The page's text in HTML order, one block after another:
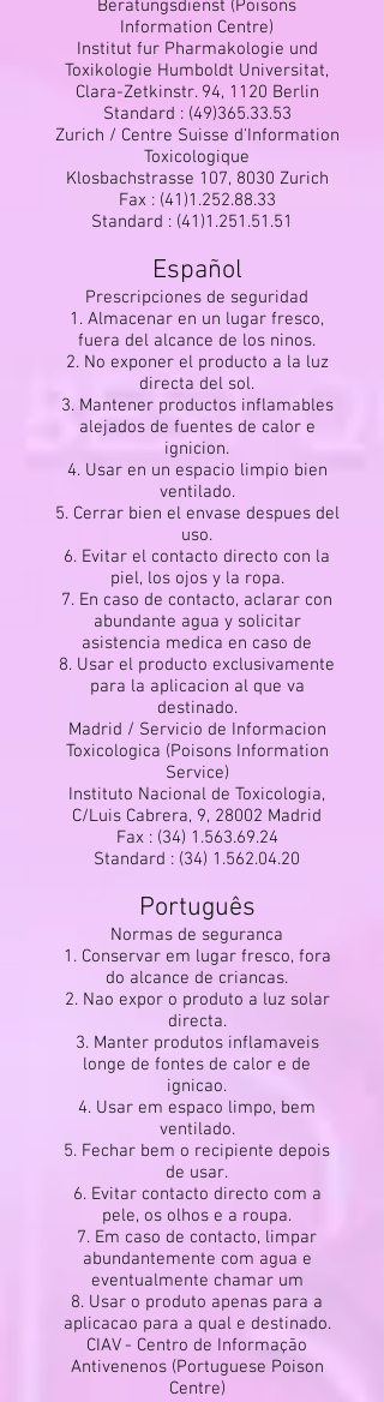
Beratungsdienst (Poisons
Information Centre)
Institut fur Pharmakologie und
Toxikologie Humboldt Universitat,
Clara-Zetkinstr. 94, 1120 Berlin
Standard : (49)365.33.53
Zurich / Centre Suisse d'Information
Toxicologique
Klosbachstrasse 107, 8030 Zurich
Fax : (41)1.252.88.33
Standard : (41)1.251.51.51
Español
Prescripciones de seguridad
1. Almacenar en un lugar fresco,
fuera del alcance de los ninos.
2. No exponer el producto a la luz
directa del sol.
3. Mantener productos inflamables
alejados de fuentes de calor e
ignicion.
4. Usar en un espacio limpio bien
ventilado.
5. Cerrar bien el envase despues del
uso.
6. Evitar el contacto directo con la
piel, los ojos y la ropa.
7. En caso de contacto, aclarar con
abundante agua y solicitar
asistencia medica en caso de
8. Usar el producto exclusivamente
para la aplicacion al que va
destinado.
Madrid / Servicio de Informacion
Toxicologica (Poisons Information
Service)
Instituto Nacional de Toxicologia,
C/Luis Cabrera, 9, 28002 Madrid
Fax : (34) 1.563.69.24
Standard : (34) 1.562.04.20
Português
Normas de seguranca
1. Conservar em lugar fresco, fora
do alcance de criancas.
2. Nao expor o produto a luz solar
directa.
3. Manter produtos inflamaveis
longe de fontes de calor e de
ignicao.
4. Usar em espaco limpo, bem
ventilado.
5. Fechar bem o recipiente depois
de usar.
6. Evitar contacto directo com a
pele, os olhos e a roupa.
7. Em caso de contacto, limpar
abundantemente com agua e
eventualmente chamar um
8. Usar o produto apenas para a
aplicacao para a qual e destinado.
CIAV - Centro de Informação
Antivenenos (Portuguese Poison
Centre)